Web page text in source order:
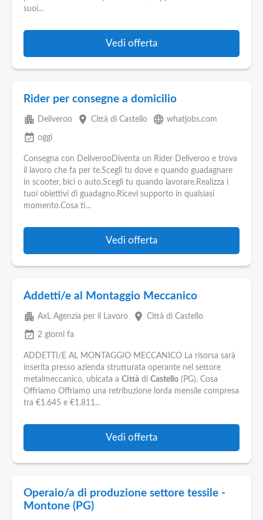
suoi...
Vedi offerta
Rider per consegne a domicilio
apartment Deliveroo place Città di Castello language whatjobs.com
event_available oggi
Consegna con DeliverooDiventa un Rider Deliveroo e trova
il lavoro che fa per te.Scegli tu dove e quando guadagnare
in scooter, bici o auto.Scegli tu quando lavorare.Realizza i
tuoi obiettivi di guadagno.Ricevi supporto in qualsiasi
momento.Cosa ti...
Vedi offerta
Addetti/e al Montaggio Meccanico
apartment AxL Agenzia per il Lavoro place Città di Castello
event_available 2 giorni fa
ADDETTI/E AL MONTAGGIO MECCANICO La risorsa sarà
inserita presso azienda strutturata operante nel settore
metalmeccanico, ubicata a Città di Castello (PG). Cosa
Offriamo Offriamo una retribuzione lorda mensile compresa
tra €1.645 e €1.811...
Vedi offerta
Operaio/a di produzione settore tessile -
Montone (PG)